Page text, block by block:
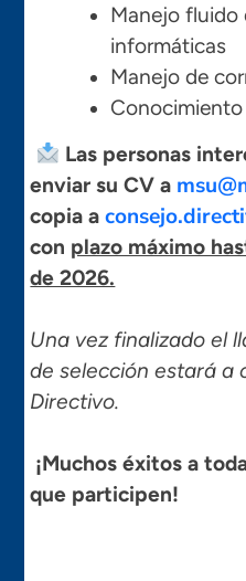
Manejo fluido
informáticas
Manejo de
Las personas
enviar su CV a
copia a
con plazo máximo
de 2026.
Una vez finalizado el
de selección estará a
Directivo.
¡Muchos éxitos a
que participen!